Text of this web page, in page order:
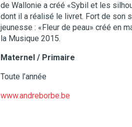
de Wallonie a créé «Sybil et les
dont il a réalisé le livret. Fort de son
jeunesse : «Fleur de peau» créé en
la Musique 2015.
Maternel / Primaire
Toute l’année
www.andreborbe.be